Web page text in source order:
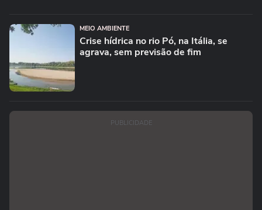
MEIO AMBIENTE
Crise hídrica no rio Pó, na Itália, se
agrava, sem previsão de fim
PUBLICIDADE